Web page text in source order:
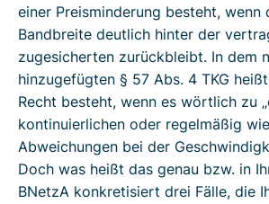
einer Preisminderung besteht, wenn
Bandbreite deutlich hinter der
zugesicherten zurückbleibt. In dem
hinzugefügten § 57 Abs. 4 TKG
Recht besteht, wenn es wörtlich zu
kontinuierlichen oder regelmäßig
Abweichungen bei der
Doch was heißt das genau bzw. in
BNetzA konkretisiert drei Fälle, die